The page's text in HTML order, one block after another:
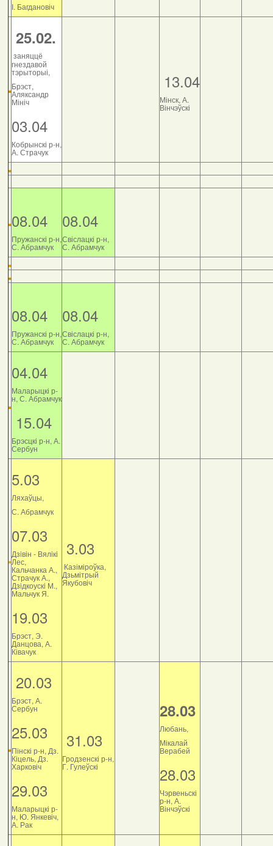
І. Багдановіч
25.02.
заняццё
гнездавой
тэрыторыі,
Брэст,
Аляксандр
Мініч
03.04
Кобрынскі р-н,
А. Страчук
13.04
Мінск, А.
Вінчэўскі
08.04
Пружанскі р-н,
С. Абрамчук
08.04
Свіслацкі р-н,
С. Абрамчук
08.04
Пружанскі р-н,
С. Абрамчук
08.04
Свіслацкі р-н,
С. Абрамчук
04.04
Маларыцкі р-
н, С. Абрамчук
15.04
Брэсцкі р-н, А.
Сербун
5.03
Ляхаўцы,
С. Абрамчук
07.03
Дзiвiн - Вялiкi
Лес,
Кальчанка А.,
Страчук А.,
Дзiдкоускi М.,
Мальчук Я.
19.03
Брэст, Э.
Данцова, А.
Ківачук
3.03
Казіміроўка,
Дзьмітрый
Якубовіч
20.03
Брэст, А.
Сербун
25.03
Пінскі р-н, Дз.
Кіцель, Дз.
Харковіч
29.03
Маларыцкі р-
н, Ю. Янкевіч,
А. Рак
31.03
Гродзенскі р-н,
Г. Гулеўскі
28.03
Любань,
Мікалай
Верабей
28.03
Чэрвеньскі
р-н, А.
Вінчэўскі